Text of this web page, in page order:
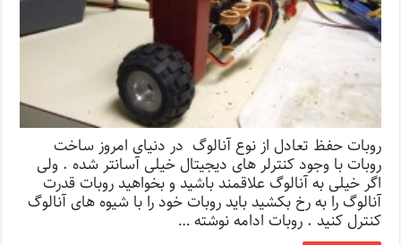
روبات حفظ تعادل از نوع آنالوگ در دنیای امروز ساخت
روبات با وجود کنترلر های دیجیتال خیلی آسانتر شده . ولی
اگر خیلی به آنالوگ علاقمند باشید و بخواهید روبات قدرت
آنالوگ را به رخ بکشید باید روبات خود را با شیوه های آنالوگ
کنترل کنید . روبات ادامه نوشته …